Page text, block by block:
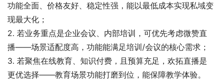
功能全面、价格友好、稳定性强，能以最低成本实现私域变
现最大化；
2. 若业务重点是企业会议、内部培训，可优先考虑微赞直
播——场景适配度高，功能能满足培训/会议的核心需求；
3. 若聚焦在线教育、知识付费，且预算充足，欢拓直播是
更优选择——教育场景功能打磨到位，能保障教学体验。